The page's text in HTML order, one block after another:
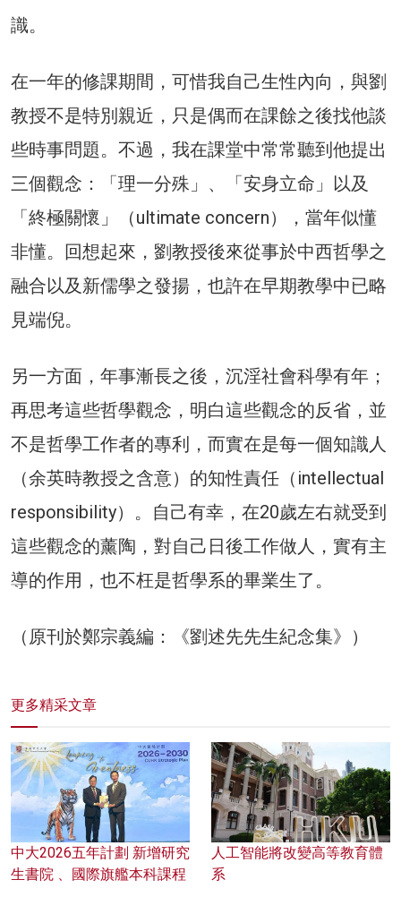
識。
在一年的修課期間，可惜我自己生性內向，與劉
教授不是特別親近，只是偶而在課餘之後找他談
些時事問題。不過，我在課堂中常常聽到他提出
三個觀念：「理一分殊」、「安身立命」以及
「終極關懷」（ultimate concern），當年似懂
非懂。回想起來，劉教授後來從事於中西哲學之
融合以及新儒學之發揚，也許在早期教學中已略
見端倪。
另一方面，年事漸長之後，沉淫社會科學有年；
再思考這些哲學觀念，明白這些觀念的反省，並
不是哲學工作者的專利，而實在是每一個知識人
（余英時教授之含意）的知性責任（intellectual
responsibility）。自己有幸，在20歲左右就受到
這些觀念的薰陶，對自己日後工作做人，實有主
導的作用，也不枉是哲學系的畢業生了。
（原刊於鄭宗義編：《劉述先先生紀念集》）
更多精采文章
中大2026五年計劃 新增研究
生書院 、國際旗艦本科課程
人工智能將改變高等教育體
系